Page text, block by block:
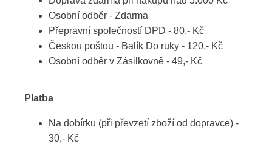
Osobní odběr - Zdarma
Přepravní společností DPD - 80,- Kč
Českou poštou - Balík Do ruky - 120,- Kč
Osobní odběr v Zásilkovně - 49,- Kč
Platba
Na dobírku (při převzetí zboží od dopravce) -
30,- Kč